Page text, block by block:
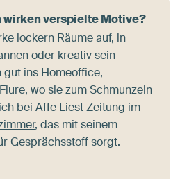
wirken verspielte Motive?
lockern Räume auf, in
oder kreativ sein
gut ins Homeoffice,
wo sie zum Schmunzeln
bei Affe Liest Zeitung im
, das mit seinem
Gesprächsstoff sorgt.